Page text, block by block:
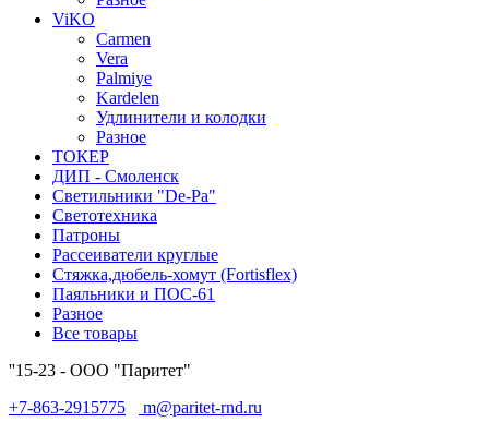
ViKO
Carmen
Vera
Palmiye
Kardelen
Удлинители и колодки
Разное
ТОКЕР
ДИП - Смоленск
Светильники "De-Pa"
Светотехника
Патроны
Рассеиватели круглые
Стяжка,дюбель-хомут (Fortisflex)
Паяльники и ПОС-61
Разное
Все товары
''15-23 - ООО "Паритет"
+7-863-2915775
m@paritet-rnd.ru